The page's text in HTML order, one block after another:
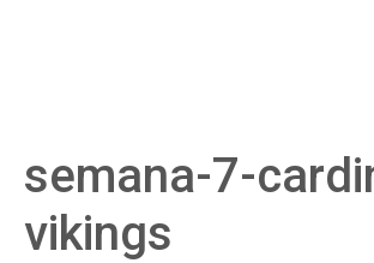
semana-7-
vikings